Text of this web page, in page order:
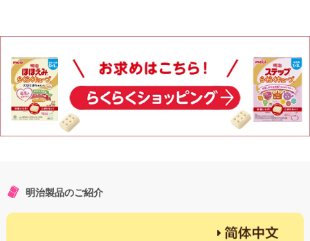
明治製品のご紹介